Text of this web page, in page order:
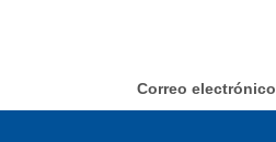
Correo electrónico